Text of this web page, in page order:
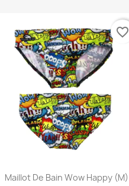
Aperçu rapide
Maillot De Bain Wow Happy (M)
favorite_border